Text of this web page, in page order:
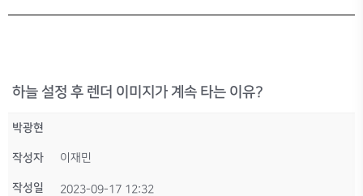
하늘 설정 후 렌더 이미지가 계속 타는 이유?
박광현
작성자 이재민
작성일 2023-09-17 12:32